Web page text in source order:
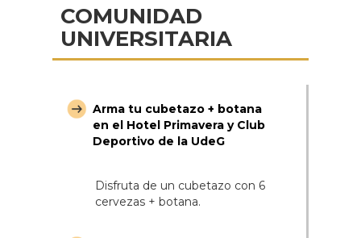
COMUNIDAD
UNIVERSITARIA
Arma tu cubetazo + botana
en el Hotel Primavera y Club
Deportivo de la UdeG
Disfruta de un cubetazo con 6
cervezas + botana.